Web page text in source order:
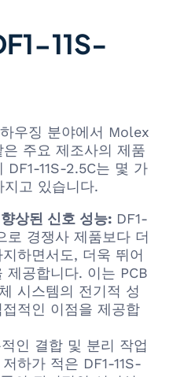
11S-
우징 분야에서 Molex
주요 제조사의 제품
DF1-11S-2.5C는 몇 가
고 있습니다.
상된 신호 성능: DF1-
로 경쟁사 제품보다 더
하면서도, 더욱 뛰어
제공합니다. 이는 PCB
시스템의 전기적 성
적인 이점을 제공합
인 결합 및 분리 작업
하가 적은 DF1-11S-